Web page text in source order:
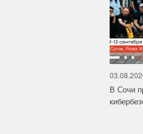
В Сочи